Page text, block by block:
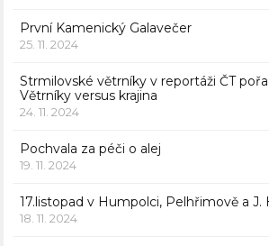
První Kamenický Galavečer
25. 11. 2024
Strmilovské větrníky v reportáži ČT
Větrníky versus krajina
24. 11. 2024
Pochvala za péči o alej
19. 11. 2024
17.listopad v Humpolci, Pelhřimově a J.
18. 11. 2024